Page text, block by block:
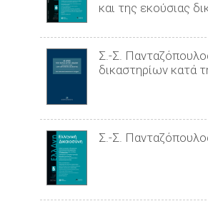
και της εκούσιας
Σ.-Σ.
δικαστηρίων κατά
Σ.-Σ.